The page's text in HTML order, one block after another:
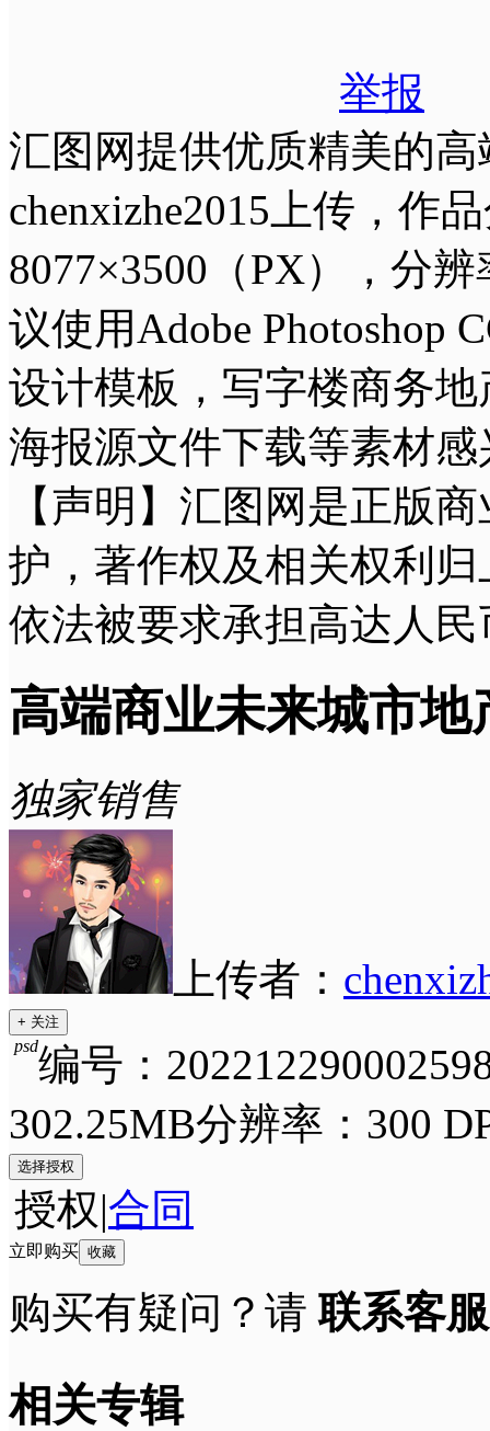
举报
汇图网提供优质精美的
chenxizhe2015上传，作
8077×3500（PX），分
议使用Adobe Photoshop
设计模板，写字楼商务
海报源文件下载等素材感
【声明】汇图网是正版
护，著作权及相关权利
依法被要求承担高达人
高端商业未来城市地
独家销售
上传者：
+ 关注
编号：
psd
302.25MB分辨率：300
选择授权
授权|合同
立即购买 收藏
购买有疑问？请联系客服
相关专辑